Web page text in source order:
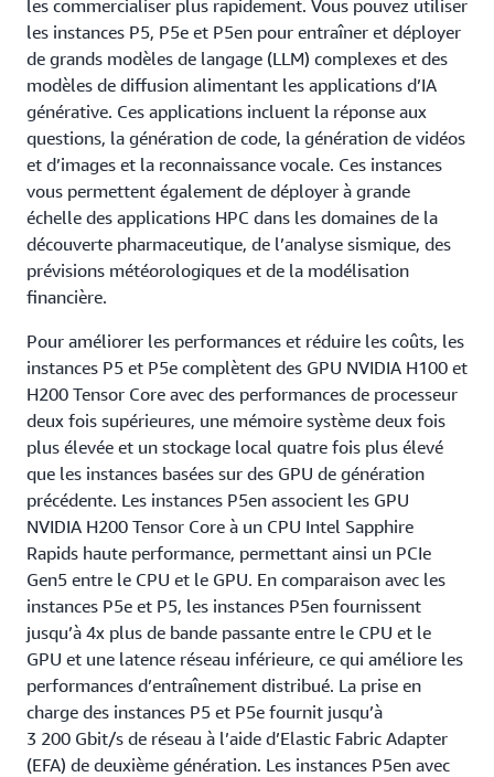
les commercialiser plus rapidement. Vous pouvez utiliser
les instances P5, P5e et P5en pour entraîner et déployer
de grands modèles de langage (LLM) complexes et des
modèles de diffusion alimentant les applications d’IA
générative. Ces applications incluent la réponse aux
questions, la génération de code, la génération de vidéos
et d’images et la reconnaissance vocale. Ces instances
vous permettent également de déployer à grande
échelle des applications HPC dans les domaines de la
découverte pharmaceutique, de l’analyse sismique, des
prévisions météorologiques et de la modélisation
financière.
Pour améliorer les performances et réduire les coûts, les
instances P5 et P5e complètent des GPU NVIDIA H100 et
H200 Tensor Core avec des performances de processeur
deux fois supérieures, une mémoire système deux fois
plus élevée et un stockage local quatre fois plus élevé
que les instances basées sur des GPU de génération
précédente. Les instances P5en associent les GPU
NVIDIA H200 Tensor Core à un CPU Intel Sapphire
Rapids haute performance, permettant ainsi un PCIe
Gen5 entre le CPU et le GPU. En comparaison avec les
instances P5e et P5, les instances P5en fournissent
jusqu’à 4x plus de bande passante entre le CPU et le
GPU et une latence réseau inférieure, ce qui améliore les
performances d’entraînement distribué. La prise en
charge des instances P5 et P5e fournit jusqu’à
3 200 Gbit/s de réseau à l’aide d’Elastic Fabric Adapter
(EFA) de deuxième génération. Les instances P5en avec